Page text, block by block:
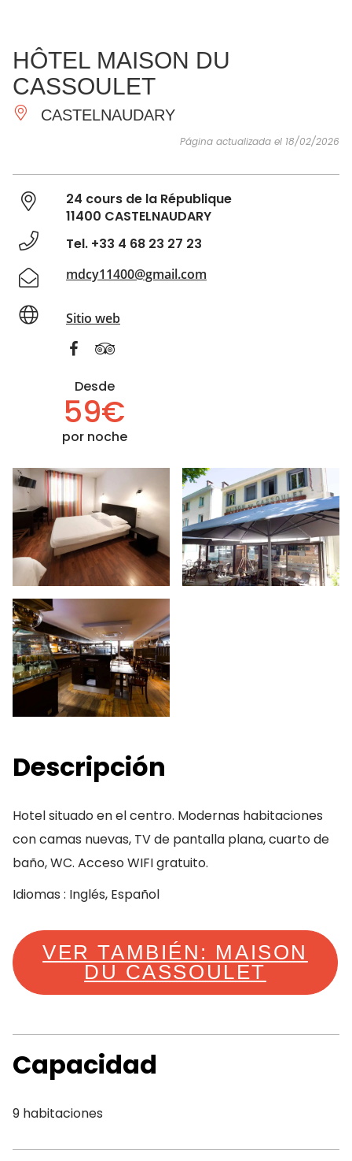
IMPRESCINDIBLES
HACER
INSPIRACIONES
HÔTEL MAISON DU
CASSOULET
CASTELNAUDARY
Página actualizada el 18/02/2026
24 cours de la République
11400 CASTELNAUDARY
Tel. +33 4 68 23 27 23
mdcy11400@gmail.com
Sitio web
Desde
59€
por noche
Descripción
Hotel situado en el centro. Modernas habitaciones
con camas nuevas, TV de pantalla plana, cuarto de
baño, WC. Acceso WIFI gratuito.
Idiomas : Inglés, Español
VER TAMBIÉN: MAISON
DU CASSOULET
Capacidad
9 habitaciones